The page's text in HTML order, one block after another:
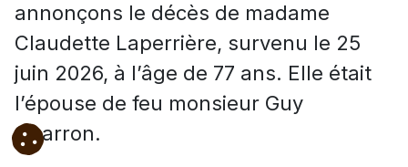
annonçons le décès de madame
Claudette Laperrière, survenu le 25
juin 2026, à l’âge de 77 ans. Elle était
l’épouse de feu monsieur Guy
Charron.